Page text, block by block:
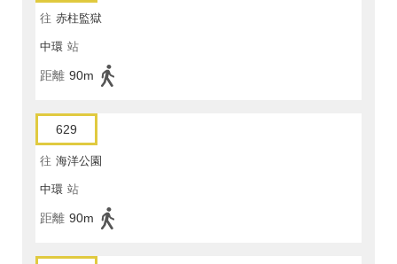
往 赤柱監獄
中環 站
距離 90m
629
往 海洋公園
中環 站
距離 90m